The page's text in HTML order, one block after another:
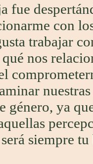
con
trabajar
nos
género, ya
siempre